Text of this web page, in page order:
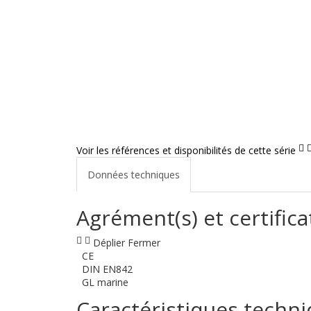
Voir les références et disponibilités de cette série
Données techniques
Agrément(s) et
Déplier Fermer
CE
DIN EN842
GL marine